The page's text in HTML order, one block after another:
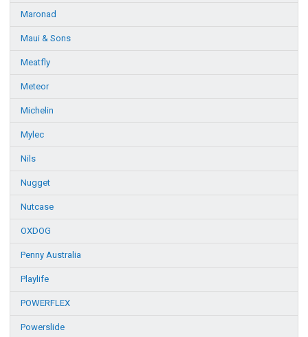
Maronad
Maui & Sons
Meatfly
Meteor
Michelin
Mylec
Nils
Nugget
Nutcase
OXDOG
Penny Australia
Playlife
POWERFLEX
Powerslide